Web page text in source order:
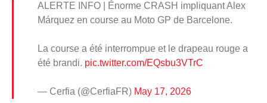
ALERTE INFO | Énorme CRASH impliquant Alex
Márquez en course au Moto GP de Barcelone.
La course a été interrompue et le drapeau rouge a
été brandi. pic.twitter.com/EQsbu3VTrC
— Cerfia (@CerfiaFR) May 17, 2026